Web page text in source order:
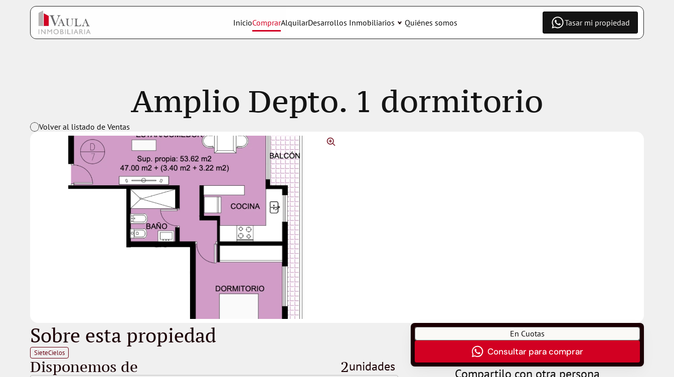
InicioComprarAlquilarDesarrollos Inmobiliarios Quiénes somos Tasar mi propiedad
Amplio Depto. 1 dormitorio
Volver al listado de Ventas
Sobre esta propiedad
SieteCielos
Disponemos de 2unidades
En Cuotas
Consultar para comprar
Compartilo con otra persona